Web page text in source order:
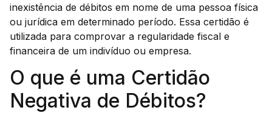
inexistência de débitos em nome de uma pessoa física
ou jurídica em determinado período. Essa certidão é
utilizada para comprovar a regularidade fiscal e
financeira de um indivíduo ou empresa.
O que é uma Certidão
Negativa de Débitos?